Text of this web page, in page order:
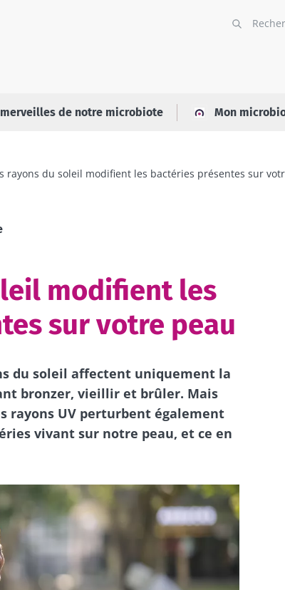
merveilles de notre microbiote Mon
rayons du soleil modifient les bactéries présentes sur
modifient les
sur votre peau
du soleil affectent uniquement la
bronzer, vieillir et brûler. Mais
rayons UV perturbent également
vivant sur notre peau, et ce en